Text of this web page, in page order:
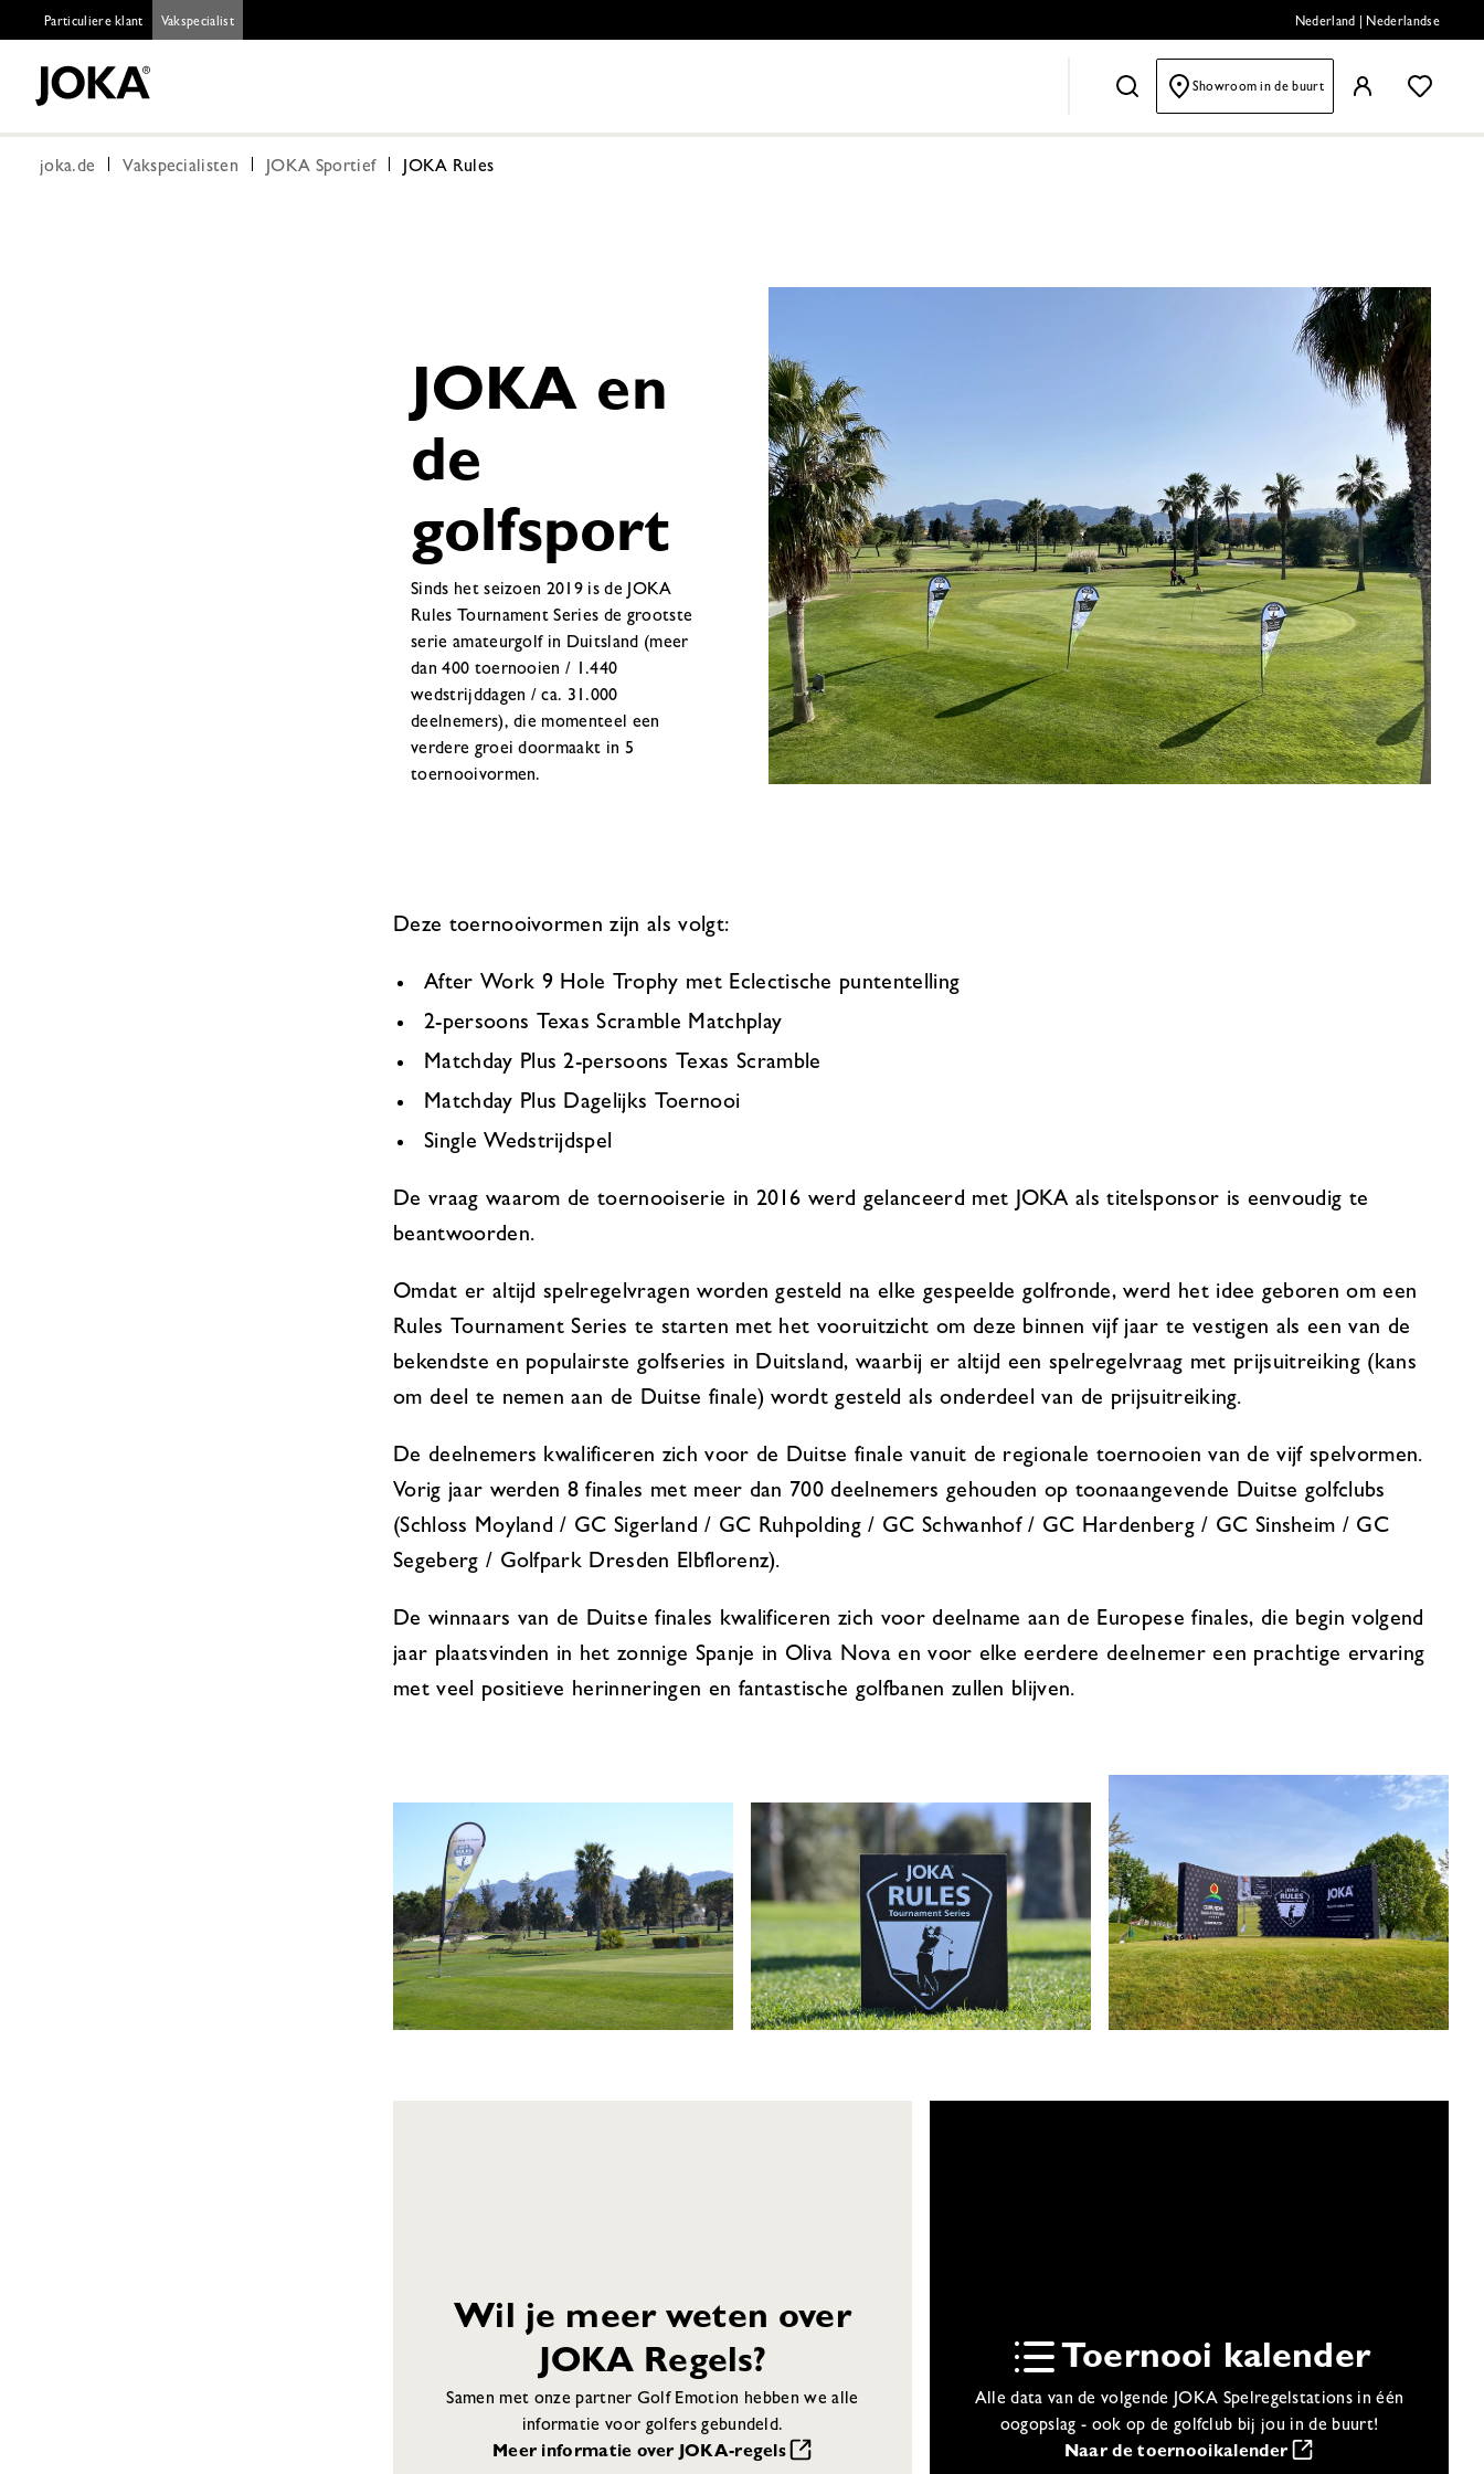
Particuliere klant Vakspecialist Nederland Nederlandse
Showroom in de buurt
joka.de Vakspecialisten JOKA Sportief JOKA Rules
JOKA en
de
golfsport
Sinds het seizoen 2019 is de JOKA
Rules Tournament Series de grootste
serie amateurgolf in Duitsland (meer
dan 400 toernooien / 1.440
wedstrijddagen / ca. 31.000
deelnemers), die momenteel een
verdere groei doormaakt in 5
toernooivormen.
Deze toernooivormen zijn als volgt:
After Work 9 Hole Trophy met Eclectische puntentelling
2-persoons Texas Scramble Matchplay
Matchday Plus 2-persoons Texas Scramble
Matchday Plus Dagelijks Toernooi
Single Wedstrijdspel
De vraag waarom de toernooiserie in 2016 werd gelanceerd met JOKA als titelsponsor is eenvoudig te
beantwoorden.
Omdat er altijd spelregelvragen worden gesteld na elke gespeelde golfronde, werd het idee geboren om een
Rules Tournament Series te starten met het vooruitzicht om deze binnen vijf jaar te vestigen als een van de
bekendste en populairste golfseries in Duitsland, waarbij er altijd een spelregelvraag met prijsuitreiking (kans
om deel te nemen aan de Duitse finale) wordt gesteld als onderdeel van de prijsuitreiking.
De deelnemers kwalificeren zich voor de Duitse finale vanuit de regionale toernooien van de vijf spelvormen.
Vorig jaar werden 8 finales met meer dan 700 deelnemers gehouden op toonaangevende Duitse golfclubs
(Schloss Moyland / GC Sigerland / GC Ruhpolding / GC Schwanhof / GC Hardenberg / GC Sinsheim / GC
Segeberg / Golfpark Dresden Elbflorenz).
De winnaars van de Duitse finales kwalificeren zich voor deelname aan de Europese finales, die begin volgend
jaar plaatsvinden in het zonnige Spanje in Oliva Nova en voor elke eerdere deelnemer een prachtige ervaring
met veel positieve herinneringen en fantastische golfbanen zullen blijven.
Wil je meer weten over
JOKA Regels?
Samen met onze partner Golf Emotion hebben we alle
informatie voor golfers gebundeld.
Meer informatie over JOKA-regels
Toernooi kalender
Alle data van de volgende JOKA Spelregelstations in één
oogopslag - ook op de golfclub bij jou in de buurt!
Naar de toernooikalender